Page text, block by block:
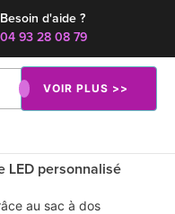
Besoin d'aide ?
04 93 28 08 79
VOIR PLUS >>
LED personnalisé
au sac à dos